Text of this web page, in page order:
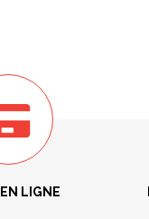
EN LIGNE